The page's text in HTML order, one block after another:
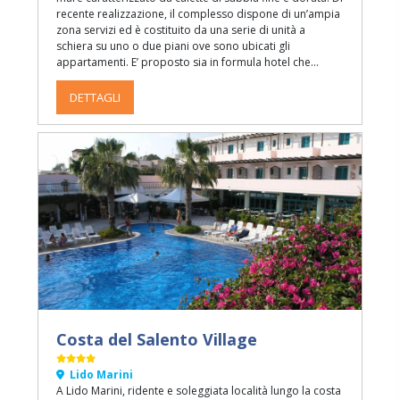
recente realizzazione, il complesso dispone di un’ampia
zona servizi ed è costituito da una serie di unità a
schiera su uno o due piani ove sono ubicati gli
appartamenti. E’ proposto sia in formula hotel che
residence con una ricca proposta di attività di
animazione.
DETTAGLI
Costa del Salento Village
Lido Marini
A Lido Marini, ridente e soleggiata località lungo la costa